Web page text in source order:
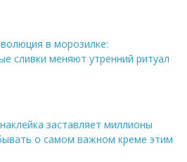
в морозилке:
сливки меняют утренний ритуал
заставляет миллионы
о самом важном креме этим